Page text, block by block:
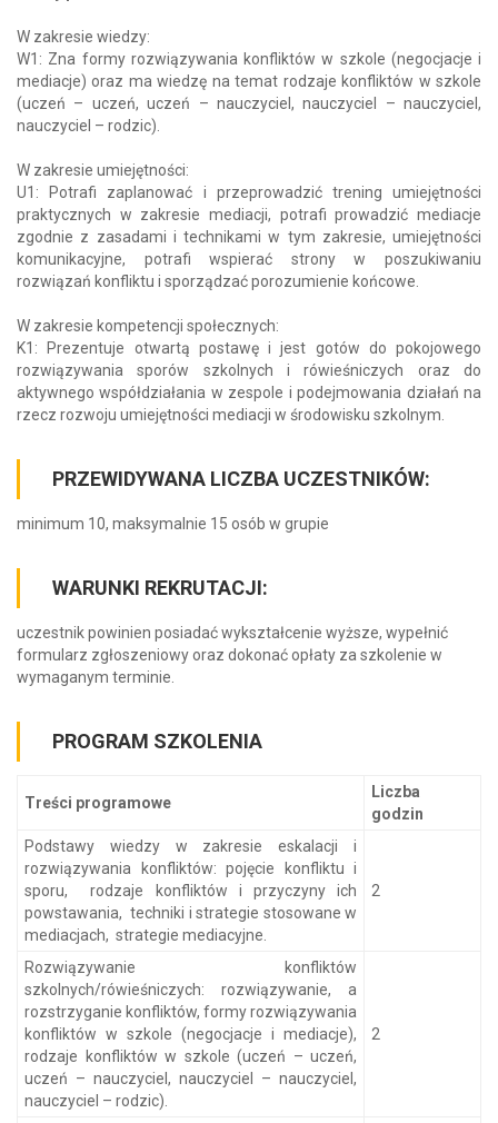
W zakresie wiedzy:
W1: Zna formy rozwiązywania konfliktów w szkole (negocjacje i
mediacje) oraz ma wiedzę na temat rodzaje konfliktów w szkole
(uczeń – uczeń, uczeń – nauczyciel, nauczyciel – nauczyciel,
nauczyciel – rodzic).
W zakresie umiejętności:
U1: Potrafi zaplanować i przeprowadzić trening umiejętności
praktycznych w zakresie mediacji, potrafi prowadzić mediacje
zgodnie z zasadami i technikami w tym zakresie, umiejętności
komunikacyjne, potrafi wspierać strony w poszukiwaniu
rozwiązań konfliktu i sporządzać porozumienie końcowe.
W zakresie kompetencji społecznych:
K1: Prezentuje otwartą postawę i jest gotów do pokojowego
rozwiązywania sporów szkolnych i rówieśniczych oraz do
aktywnego współdziałania w zespole i podejmowania działań na
rzecz rozwoju umiejętności mediacji w środowisku szkolnym.
PRZEWIDYWANA LICZBA UCZESTNIKÓW:
minimum 10, maksymalnie 15 osób w grupie
WARUNKI REKRUTACJI:
uczestnik powinien posiadać wykształcenie wyższe, wypełnić
formularz zgłoszeniowy oraz dokonać opłaty za szkolenie w
wymaganym terminie.
PROGRAM SZKOLENIA
Treści programowe
Liczba
godzin
Podstawy wiedzy w zakresie eskalacji i
rozwiązywania konfliktów: pojęcie konfliktu i
sporu, rodzaje konfliktów i przyczyny ich
powstawania, techniki i strategie stosowane w
mediacjach, strategie mediacyjne.
2
Rozwiązywanie konfliktów
szkolnych/rówieśniczych: rozwiązywanie, a
rozstrzyganie konfliktów, formy rozwiązywania
konfliktów w szkole (negocjacje i mediacje),
rodzaje konfliktów w szkole (uczeń – uczeń,
uczeń – nauczyciel, nauczyciel – nauczyciel,
nauczyciel – rodzic).
2